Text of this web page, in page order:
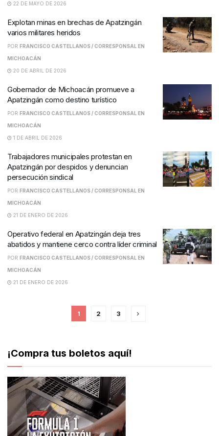
22 DE MAYO DE 2026
Explotan minas en brechas de Apatzingán
varios militares heridos
POR FRANCISCO CASTELLANOS / CORRESPONSAL EN
MICHOACÁN
20 DE ABRIL DE 2026
Gobernador de Michoacán promueve a
Apatzingán como destino turístico
POR FRANCISCO CASTELLANOS / CORRESPONSAL EN
MICHOACÁN
1 DE ABRIL DE 2026
Trabajadores municipales protestan en
Apatzingán por despidos y denuncian
persecución sindical
POR FRANCISCO CASTELLANOS / CORRESPONSAL EN
MICHOACÁN
21 DE ENERO DE 2026
Operativo federal en Apatzingán deja tres
abatidos y mantiene cerco contra líder criminal
POR FRANCISCO CASTELLANOS / CORRESPONSAL EN
MICHOACÁN
21 DE ENERO DE 2026
1 2 3
¡Compra tus boletos aquí!